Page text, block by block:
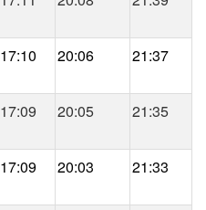
17:10 20:06 21:37
17:09 20:05 21:35
17:09 20:03 21:33